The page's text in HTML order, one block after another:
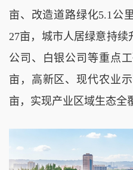
亩、改造道路绿化5.1公
27亩，城市人居绿意持
公司、白银公司等重点
亩，高新区、现代农业
亩，实现产业区域生态全